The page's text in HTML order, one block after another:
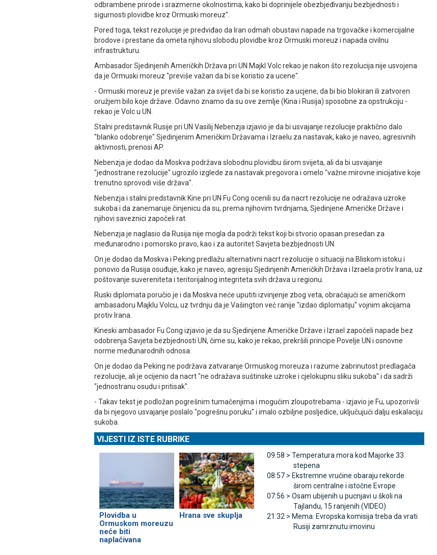
odbrambene prirode i srazmerne okolnostima, kako bi doprinijele obezbjeđivanju bezbjednosti i
sigurnosti plovidbe kroz Ormuski moreuz".
Pored toga, tekst rezolucije je predviđao da Iran odmah obustavi napade na trgovačke i komercijalne
brodove i prestane da ometa njihovu slobodu plovidbe kroz Ormuski moreuz i napada civilnu
infrastrukturu.
Ambasador Sjedinjenih Američkih Država pri UN Majkl Volc rekao je nakon što rezolucija nije usvojena
da je Ormuski moreuz "previše važan da bi se koristio za ucene".
- Ormuski moreuz je previše važan za svijet da bi se koristio za ucjene, da bi bio blokiran ili zatvoren
oružjem bilo koje države. Odavno znamo da su ove zemlje (Kina i Rusija) sposobne za opstrukciju -
rekao je Volc u UN.
Stalni predstavnik Rusije pri UN Vasilij Nebenzja izjavio je da bi usvajanje rezolucije praktično dalo
"blanko odobrenje" Sjedinjenim Američkim Državama i Izraelu za nastavak, kako je naveo, agresivnih
aktivnosti, prenosi AP.
Nebenzja je dodao da Moskva podržava slobodnu plovidbu širom svijeta, ali da bi usvajanje
"jednostrane rezolucije" ugrozilo izglede za nastavak pregovora i omelo "važne mirovne inicijative koje
trenutno sprovodi više država".
Nebenzja i stalni predstavnik Kine pri UN Fu Cong ocenili su da nacrt rezolucije ne odražava uzroke
sukoba i da zanemaruje činjenicu da su, prema njihovim tvrdnjama, Sjedinjene Američke Države i
njihovi saveznici započeli rat.
Nebenzja je naglasio da Rusija nije mogla da podrži tekst koji bi stvorio opasan presedan za
međunarodno i pomorsko pravo, kao i za autoritet Savjeta bezbjednosti UN.
On je dodao da Moskva i Peking predlažu alternativni nacrt rezolucije o situaciji na Bliskom istoku i
ponovio da Rusija osuđuje, kako je naveo, agresiju Sjedinjenih Američkih Država i Izraela protiv Irana, uz
poštovanje suvereniteta i teritorijalnog integriteta svih država u regionu.
Ruski diplomata poručio je i da Moskva neće uputiti izvinjenje zbog veta, obraćajući se američkom
ambasadoru Majklu Volcu, uz tvrdnju da je Vašington već ranije "izdao diplomatiju" vojnim akcijama
protiv Irana.
Kineski ambasador Fu Cong izjavio je da su Sjedinjene Američke Države i Izrael započeli napade bez
odobrenja Savjeta bezbjednosti UN, čime su, kako je rekao, prekršili principe Povelje UN i osnovne
norme međunarodnih odnosa.
On je dodao da Peking ne podržava zatvaranje Ormuskog moreuza i razume zabrinutost predlagača
rezolucije, ali je ocijenio da nacrt "ne odražava suštinske uzroke i cjelokupnu sliku sukoba" i da sadrži
"jednostranu osudu i pritisak".
- Takav tekst je podložan pogrešnim tumačenjima i mogućim zloupotrebama - izjavio je Fu, upozorivši
da bi njegovo usvajanje poslalo "pogrešnu poruku" i imalo ozbiljne posljedice, uključujući dalju eskalaciju
sukoba.
VIJESTI IZ ISTE RUBRIKE
Plovidba u
Ormuskom moreuzu
neće biti
naplaćivana
Hrana sve skuplja
09:58 > Temperatura mora kod Majorke 33
stepena
08:57 > Ekstremne vrućine obaraju rekorde
širom centralne i istočne Evrope
07:56 > Osam ubijenih u pucnjavi u školi na
Tajlandu, 15 ranjenih (VIDEO)
21:32 > Mema: Evropska komisija treba da vrati
Rusiji zamrznutu imovinu